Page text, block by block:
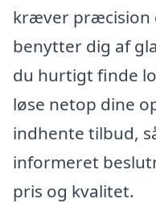
kræver præcision
benytter dig af
du hurtigt finde
løse netop dine
indhente tilbud,
informeret
pris og kvalitet.